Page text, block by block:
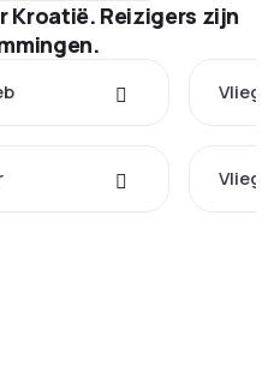
Kroatië. Reizigers zijn